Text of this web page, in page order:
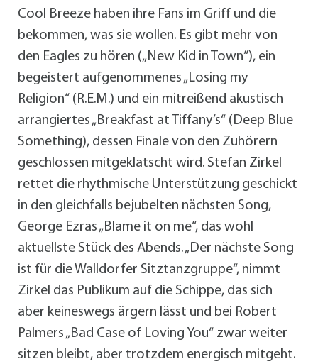
Cool Breeze haben ihre Fans im Griff und die
bekommen, was sie wollen. Es gibt mehr von
den Eagles zu hören („New Kid in Town“), ein
begeistert aufgenommenes „Losing my
Religion“ (R.E.M.) und ein mitreißend akustisch
arrangiertes „Breakfast at Tiffany’s“ (Deep Blue
Something), dessen Finale von den Zuhörern
geschlossen mitgeklatscht wird. Stefan Zirkel
rettet die rhythmische Unterstützung geschickt
in den gleichfalls bejubelten nächsten Song,
George Ezras „Blame it on me“, das wohl
aktuellste Stück des Abends. „Der nächste Song
ist für die Walldorfer Sitztanzgruppe“, nimmt
Zirkel das Publikum auf die Schippe, das sich
aber keineswegs ärgern lässt und bei Robert
Palmers „Bad Case of Loving You“ zwar weiter
sitzen bleibt, aber trotzdem energisch mitgeht.